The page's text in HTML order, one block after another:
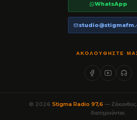
WhatsApp
ΑΚΟΛΟΥΘΉΣΤΕ
© 2026 Stigma Radio 97,6 —
διατηρούνται.